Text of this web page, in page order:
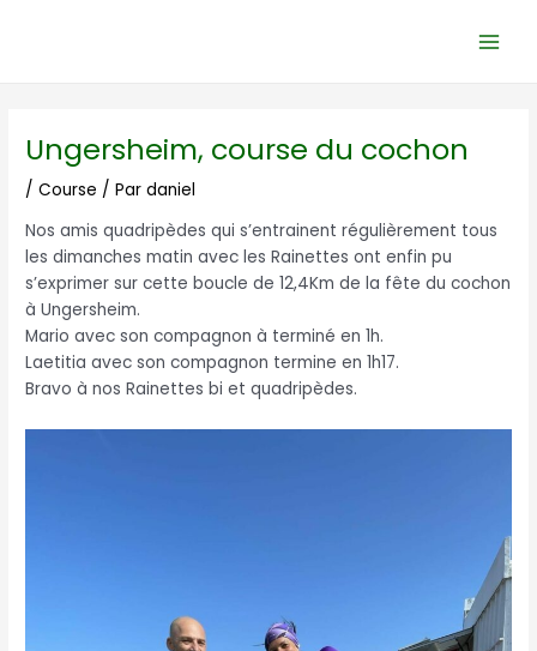
Ungersheim, course du cochon
/Course / Pardaniel
Nos amis quadripèdes qui s’entrainent régulièrement tous
les dimanches matin avec les Rainettes ont enfin pu
s’exprimer sur cette boucle de 12,4Km de la fête du cochon
à Ungersheim.
Mario avec son compagnon à terminé en 1h.
Laetitia avec son compagnon termine en 1h17.
Bravo à nos Rainettes bi et quadripèdes.